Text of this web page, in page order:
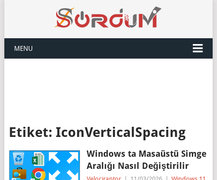
MENU
Etiket: IconVerticalSpacing
Windows ta Masaüstü Simge
Aralığı Nasıl Değiştirilir